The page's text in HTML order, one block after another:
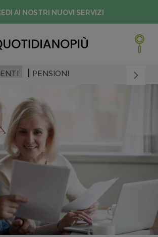
AI NOSTRI NUOVI SERVIZI
PENSIONI